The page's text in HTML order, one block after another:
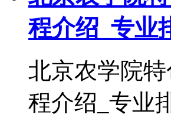
程介绍_专业
北京农学院
程介绍_专